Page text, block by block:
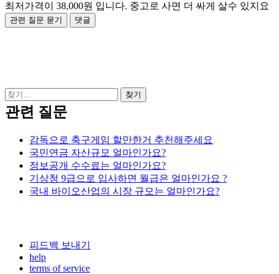
최저가격이 38,000원 입니다. 중고로 사면 더 싸게 살수 있지요
관련 질문
감독으로 축구게임 할만한거 추천해주세요
국민연금 자산규모 얼마인가요?
정보공개 수수료는 얼마인가요?
기상청 9급으로 입사하면 월급은 얼마인가요 ?
국내 바이오산업의 시장 규모는 얼마인가요?
피드백 보내기
help
terms of service